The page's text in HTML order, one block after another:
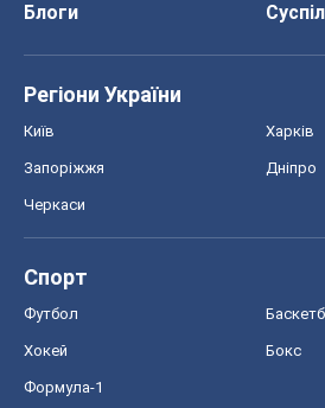
Блоги
Регіони України
Київ Харків
Запоріжжя Дніпро
Черкаси
Спорт
Футбол
Хокей Бокс
Формула-1